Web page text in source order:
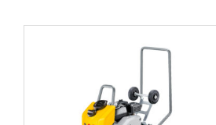
AKCIJA PAVASARIS